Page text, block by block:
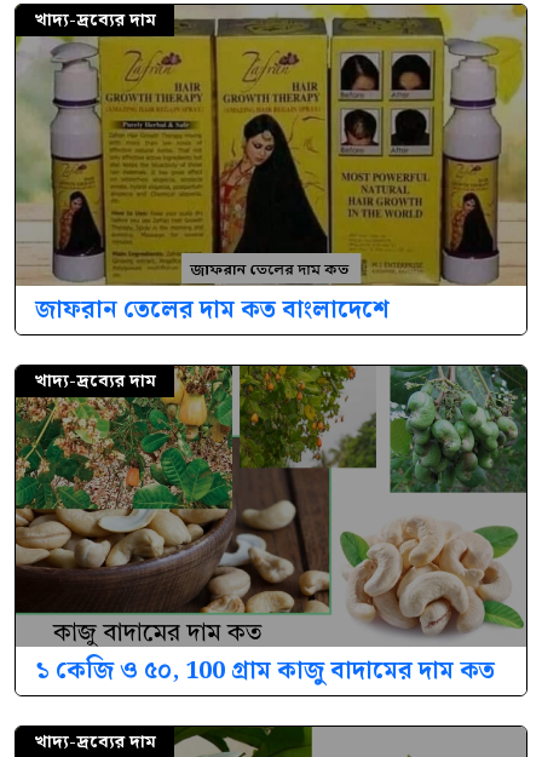
খাদ্য-দ্রব্যের দাম
জাফরান তেলের দাম কত বাংলাদেশে
খাদ্য-দ্রব্যের দাম
১ কেজি ও ৫০, 100 গ্রাম কাজু বাদামের দাম কত
খাদ্য-দ্রব্যের দাম